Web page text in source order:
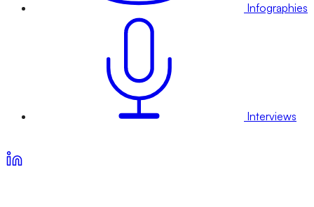
Infographies
Interviews